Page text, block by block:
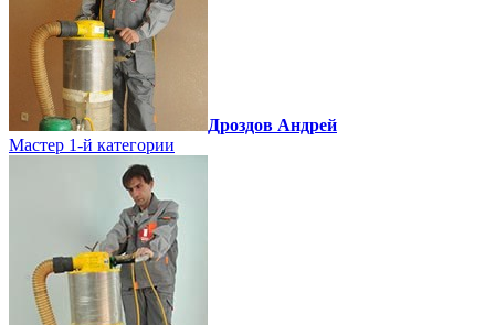
Дроздов Андрей
Мастер 1-й категории